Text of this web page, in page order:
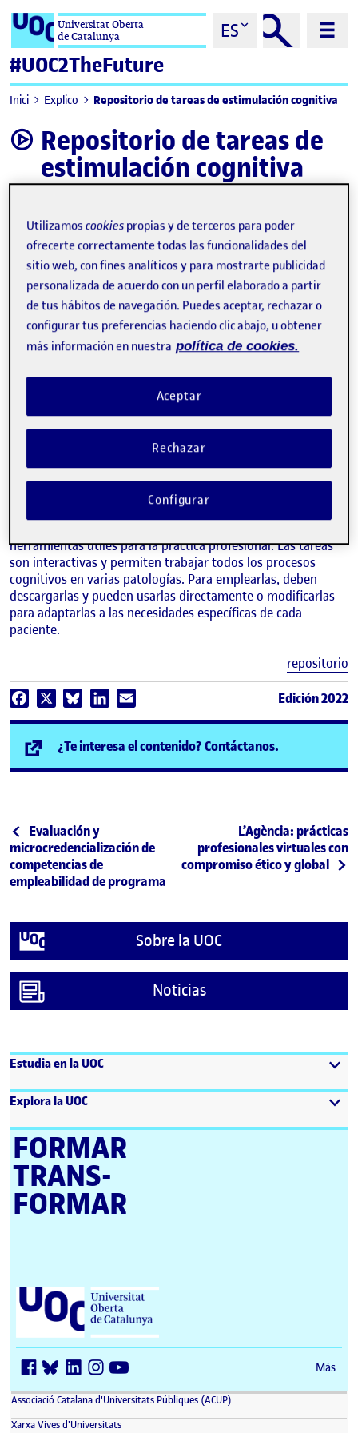
Saltar al contenidoUniversitat Oberta
de Catalunya
ES
#UOC2TheFuture
Inici Explico Repositorio de tareas de estimulación cognitiva
video Repositorio de tareas de
estimulación cognitiva
Estudios de Ciencias de la Salud de la UOC
Desde el máster universitario de Neuropsicología, se ha
repositorio de tareas de estimulación cognitiva a
herramientas útiles para la práctica profesional. Las tareas
son interactivas y permiten trabajar todos los procesos
cognitivos en varias patologías. Para emplearlas, deben
descargarlas y pueden usarlas directamente o modificarlas
para adaptarlas a las necesidades específicas de cada
paciente.
repositorio
Facebook BlueskyLinkedIn Edición 2022
¿Te interesa el contenido? Contáctanos.
Post navigation
Publicación anterior
Evaluación y
microcredencialización de
competencias de
empleabilidad de programa
Siguiente publicación
L’Agència: prácticas
profesionales virtuales con
compromiso ético y global
Sobre la UOC
Noticias
Estudia en la UOC
Explora la UOC
FORMAR
TRANS­
FORMAR
Universitat Oberta de Catalunya (UOC)
Más
Associació Catalana d'Universitats Públiques (ACUP)
Xarxa Vives d'Universitats(se abre en nueva ventana)
Utilizamoscookies propias y de terceros para poder
ofrecerte correctamente todas las funcionalidades del
sitio web, con fines analíticos y para mostrarte publicidad
personalizada de acuerdo con un perfil elaborado a partir
de tus hábitos de navegación. Puedes aceptar, rechazar o
configurar tus preferencias haciendo clic abajo, u obtener
más información en nuestra política de cookies.
Rechazar
Aceptar
Configurar